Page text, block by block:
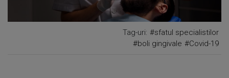
Tag-uri: #sfatul specialistilor
#boli gingivale #Covid-19